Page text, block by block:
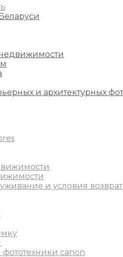
и архитектурных
и условия
фототехники canon